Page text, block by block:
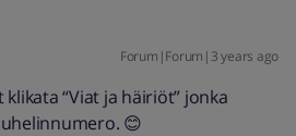
Forum|Forum|3 years ago
“Viat ja häiriöt” jonka
😊